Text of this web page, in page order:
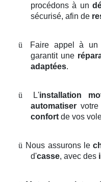
procédons à un
sécurisé, afin de
ü Faire appel à
garantit une
adaptées.
ü L'installation
automatiser
confortde vos
ü Nous assurons le
d'casse, avec des